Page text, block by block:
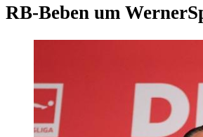
RB-Beben um Werner